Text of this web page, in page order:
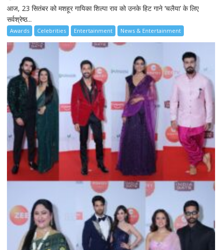
आज, 23 सितंबर को मशहूर गायिका शिल्पा राव को उनके हिट गाने ‘चलैया’ के लिए
सर्वश्रेष्ठ...
Awards Celebrities Entertainment News & Entertainment